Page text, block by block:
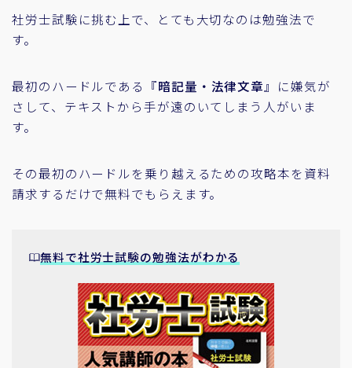
社労士試験に挑む上で、とても大切なのは勉強法で
す。
最初のハードルである『暗記量・法律文章 』に嫌気が
さして、テキストから手が遠のいてしまう人がいま
す。
その最初のハードルを乗り越えるための攻略本を資料
請求するだけで無料でもらえます。
無料で社労士試験の勉強法がわかる